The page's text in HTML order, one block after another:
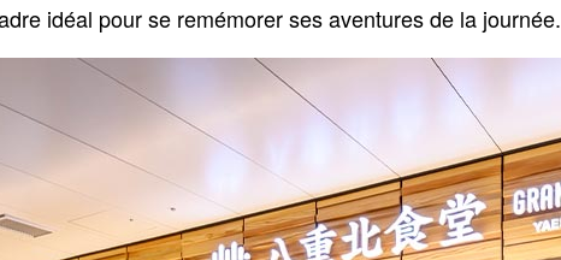
idéal pour se remémorer ses aventures de la journée.